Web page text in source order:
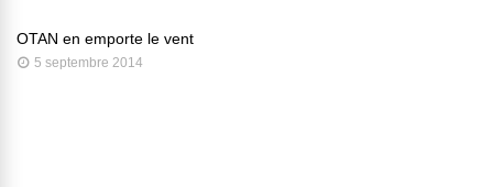
OTAN en emporte le vent
5 septembre 2014